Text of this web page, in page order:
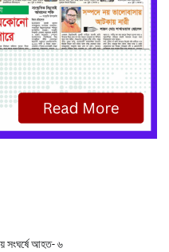
সংঘর্ষে আহত- ৬